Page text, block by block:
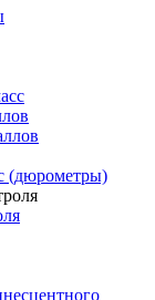
(дюрометры)